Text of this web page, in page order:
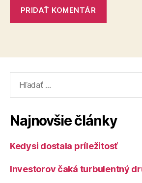
Najnovšie články
Kedysi dostala príležitosť
Investorov čaká turbulentný